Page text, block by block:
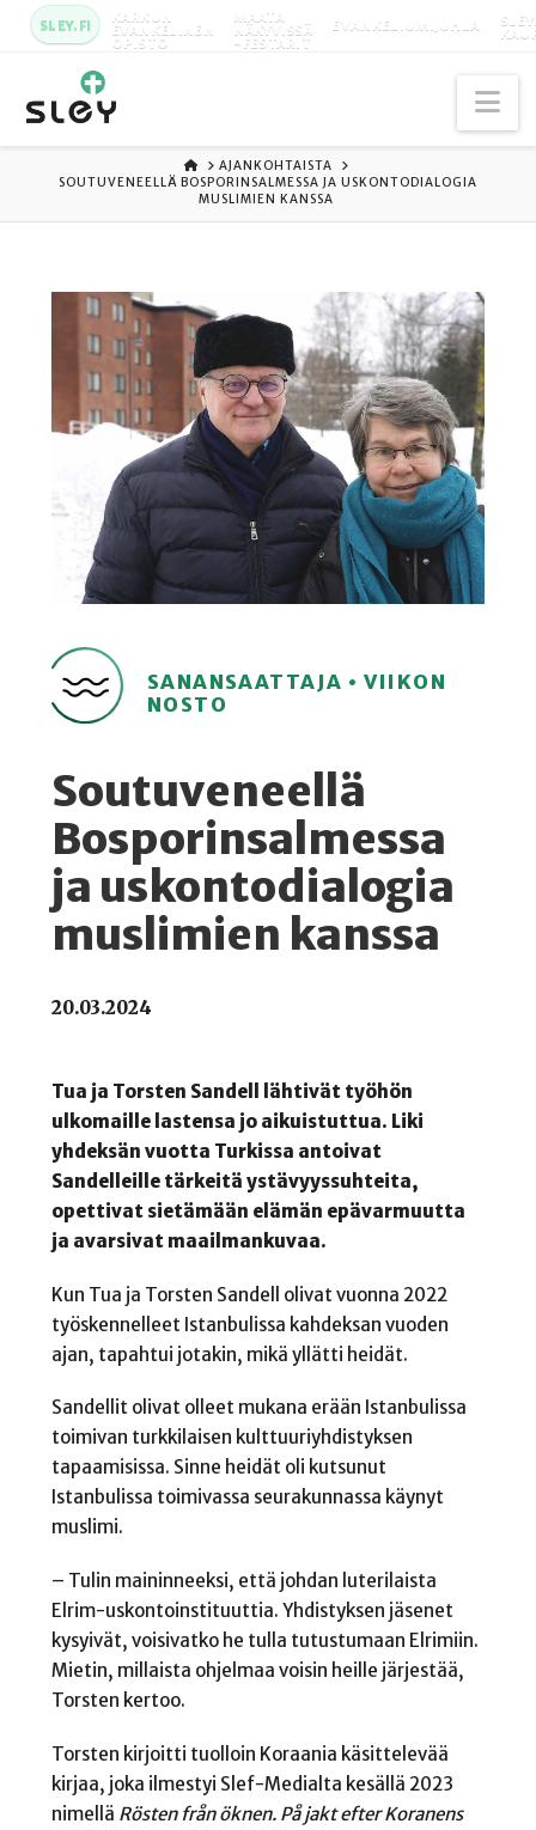
SLEY.FI KARKUN
EVANKELINEN
OPISTO
MAATA
NÄKYVISSÄ
-FESTARIT
EVANKELIUMIJUHLA
ETUSIVU
AJANKOHTAISTA
SOUTUVENEELLÄ BOSPORINSALMESSA JA USKONTODIALOGIA
MUSLIMIEN KANSSA
SANANSAATTAJA • VIIKON
NOSTO
Soutuveneellä
Bosporinsalmessa
ja uskontodialogia
muslimien kanssa
20.03.2024
Tua ja Torsten Sandell lähtivät työhön
ulkomaille lastensa jo aikuistuttua. Liki
yhdeksän vuotta Turkissa antoivat
Sandelleille tärkeitä ystävyyssuhteita,
opettivat sietämään elämän epävarmuutta
ja avarsivat maailmankuvaa.
Kun Tua ja Torsten Sandell olivat vuonna 2022
työskennelleet Istanbulissa kahdeksan vuoden
ajan, tapahtui jotakin, mikä yllätti heidät.
Sandellit olivat olleet mukana erään Istanbulissa
toimivan turkkilaisen kulttuuriyhdistyksen
tapaamisissa. Sinne heidät oli kutsunut
Istanbulissa toimivassa seurakunnassa käynyt
muslimi.
– Tulin maininneeksi, että johdan luterilaista
Elrim-uskontoinstituuttia. Yhdistyksen jäsenet
kysyivät, voisivatko he tulla tutustumaan Elrimiin.
Mietin, millaista ohjelmaa voisin heille järjestää,
Torsten kertoo.
Torsten kirjoitti tuolloin Koraania käsittelevää
kirjaa, joka ilmestyi Slef-Medialta kesällä 2023
nimellä Rösten från öknen. På jakt efter Koranens